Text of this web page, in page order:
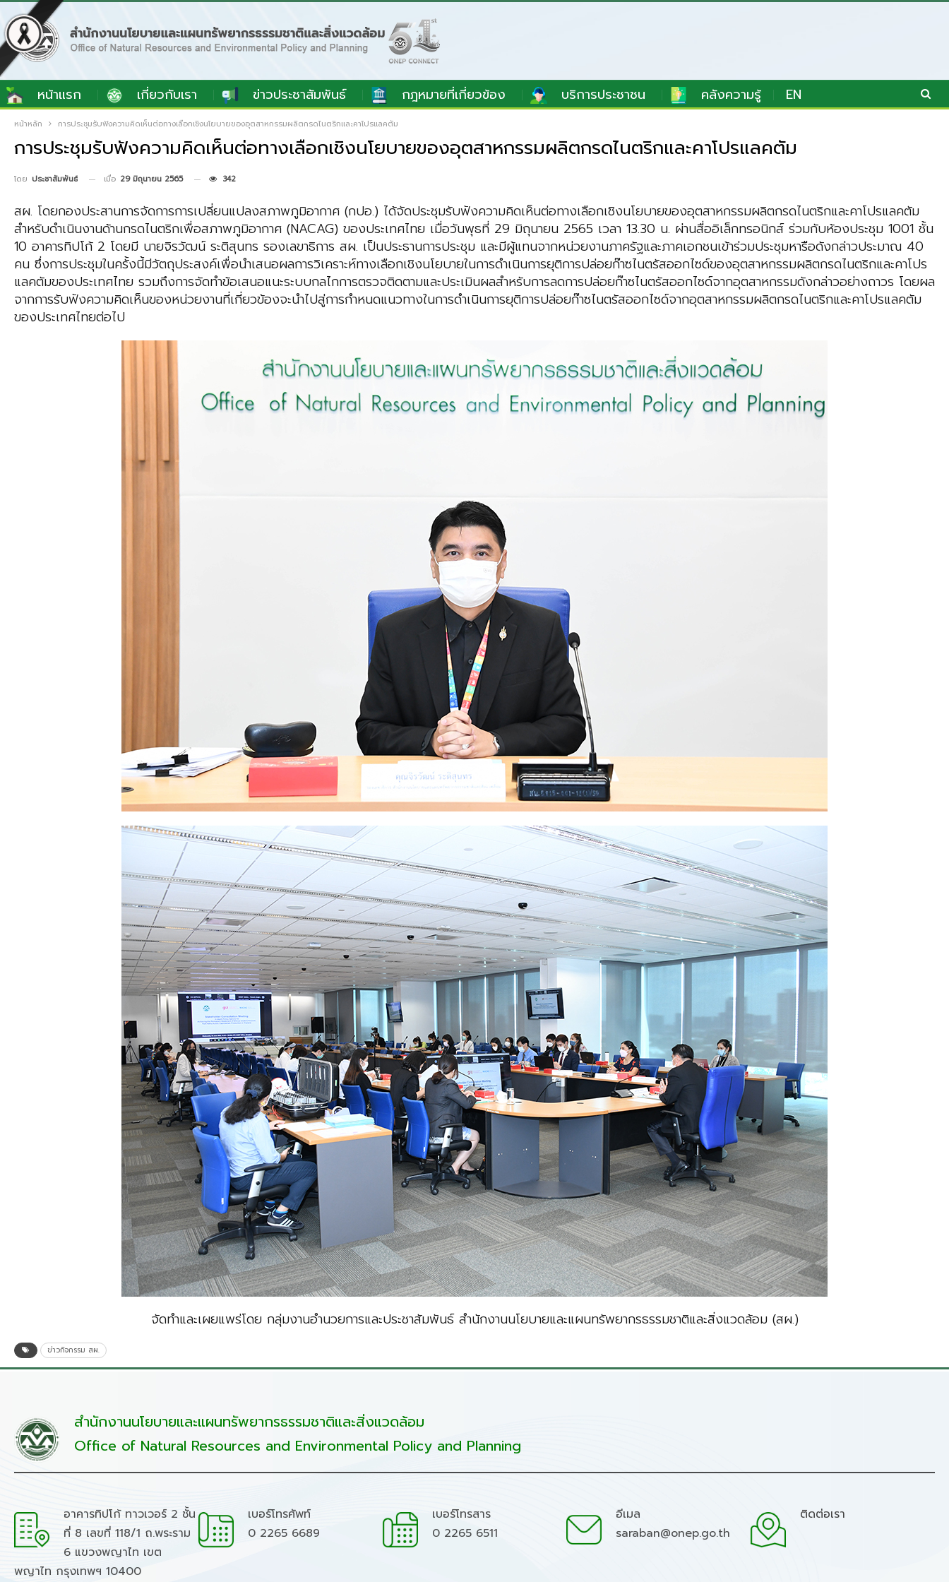
หน้าแรก เกี่ยวกับเรา ข่าวประชาสัมพันธ์ กฎหมายที่เกี่ยวข้อง บริการประชาชน คลังความรู้ EN
หน้าหลัก การประชุมรับฟังความคิดเห็นต่อทางเลือกเชิงนโยบายของอุตสาหกรรมผลิตกรดไนตริกและคาโปรแลคตัม
การประชุมรับฟังความคิดเห็นต่อทางเลือกเชิงนโยบายของอุตสาหกรรมผลิตกรดไนตริกและคาโปรแลคตัม
โดย ประชาสัมพันธ์ เมื่อ 29 มิถุนายน 2565 342
สผ. โดยกองประสานการจัดการการเปลี่ยนแปลงสภาพภูมิอากาศ (กปอ.) ได้จัดประชุมรับฟังความคิดเห็นต่อทางเลือกเชิงนโยบายของอุตสาหกรรมผลิตกรดไนตริกและคาโปรแลคตัม
สำหรับดำเนินงานด้านกรดไนตริกเพื่อสภาพภูมิอากาศ (NACAG) ของประเทศไทย เมื่อวันพุธที่ 29 มิถุนายน 2565 เวลา 13.30 น. ผ่านสื่ออิเล็กทรอนิกส์ ร่วมกับห้องประชุม 1001 ชั้น
10 อาคารทิปโก้ 2 โดยมี นายจิรวัฒน์ ระติสุนทร รองเลขาธิการ สผ. เป็นประธานการประชุม และมีผู้แทนจากหน่วยงานภาครัฐและภาคเอกชนเข้าร่วมประชุมหารือดังกล่าวประมาณ 40
คน ซึ่งการประชุมในครั้งนี้มีวัตถุประสงค์เพื่อนำเสนอผลการวิเคราะห์ทางเลือกเชิงนโยบายในการดำเนินการยุติการปล่อยก๊าซไนตรัสออกไซด์ของอุตสาหกรรมผลิตกรดไนตริกและคาโปร
แลคตัมของประเทศไทย รวมถึงการจัดทำข้อเสนอแนะระบบกลไกการตรวจติดตามและประเมินผลสำหรับการลดการปล่อยก๊าซไนตรัสออกไซด์จากอุตสาหกรรมดังกล่าวอย่างถาวร โดยผล
จากการรับฟังความคิดเห็นของหน่วยงานที่เกี่ยวข้องจะนำไปสู่การกำหนดแนวทางในการดำเนินการยุติการปล่อยก๊าซไนตรัสออกไซด์จากอุตสาหกรรมผลิตกรดไนตริกและคาโปรแลคตัม
ของประเทศไทยต่อไป
จัดทำและเผยแพร่โดย กลุ่มงานอำนวยการและประชาสัมพันธ์ สำนักงานนโยบายและแผนทรัพยากรธรรมชาติและสิ่งแวดล้อม (สผ.)
ข่าวกิจกรรม สผ.
สำนักงานนโยบายและแผนทรัพยากรธรรมชาติและสิ่งแวดล้อม
Office of Natural Resources and Environmental Policy and Planning
อาคารทิปโก้ ทาวเวอร์ 2 ชั้น
ที่ 8 เลขที่ 118/1 ถ.พระราม
6 แขวงพญาไท เขต
พญาไท กรุงเทพฯ 10400
เบอร์โทรศัพท์
0 2265 6689
เบอร์โทรสาร
0 2265 6511
อีเมล
saraban@onep.go.th
ติดต่อเรา